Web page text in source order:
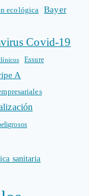
ecológica Bayer
Covid-19
Essure
A
sanitaria